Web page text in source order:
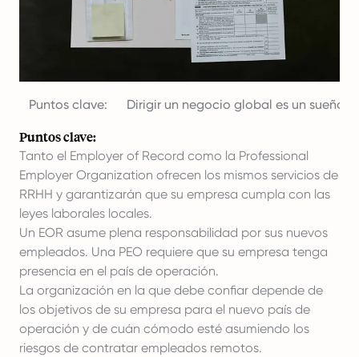
Puntos clave: Dirigir un negocio global es un sueño
Puntos clave:
Tanto el Employer of Record como la Professional
Employer Organization ofrecen los mismos servicios de
RRHH y garantizarán que su empresa cumpla con las
leyes laborales locales.
Un EOR asume plena responsabilidad por sus nuevos
empleados. Una PEO requiere que su empresa tenga
presencia en el país de operación.
La organización en la que debe confiar depende de
los objetivos de su empresa para el nuevo país de
operación y de cuán cómodo esté asumiendo los
riesgos de contratar empleados remotos.